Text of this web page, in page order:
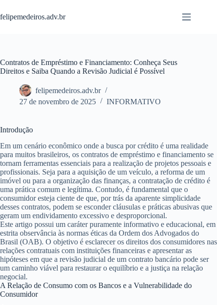
para
o
felipemedeiros.adv.br
Contratos de Empréstimo e Financiamento: Conheça Seus
Direitos e Saiba Quando a Revisão Judicial é Possível
felipemedeiros.adv.br
27 de novembro de 2025
INFORMATIVO
Introdução
Em um cenário econômico onde a busca por crédito é uma realidade
para muitos brasileiros, os contratos de empréstimo e financiamento se
tornam ferramentas essenciais para a realização de projetos pessoais e
profissionais. Seja para a aquisição de um veículo, a reforma de um
imóvel ou para a organização das finanças, a contratação de crédito é
uma prática comum e legítima. Contudo, é fundamental que o
consumidor esteja ciente de que, por trás da aparente simplicidade
desses contratos, podem se esconder cláusulas e práticas abusivas que
geram um endividamento excessivo e desproporcional.
Este artigo possui um caráter puramente informativo e educacional, em
estrita observância às normas éticas da Ordem dos Advogados do
Brasil (OAB). O objetivo é esclarecer os direitos dos consumidores nas
relações contratuais com instituições financeiras e apresentar as
hipóteses em que a revisão judicial de um contrato bancário pode ser
um caminho viável para restaurar o equilíbrio e a justiça na relação
negocial.
A Relação de Consumo com os Bancos e a Vulnerabilidade do
Consumidor